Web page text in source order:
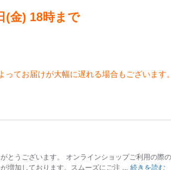
(金) 18時まで
てお届けが大幅に遅れる場合もございます。